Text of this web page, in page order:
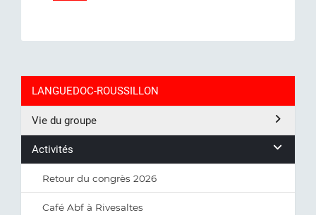
LANGUEDOC-ROUSSILLON
Vie du groupe
Activités
Retour du congrès 2026
Café Abf à Rivesaltes